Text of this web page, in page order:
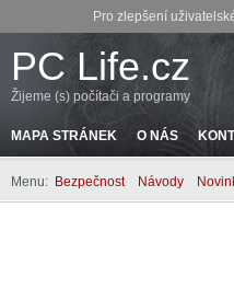
Pro zlepšení
PC Life.cz
Žijeme (s) počítači a programy
MAPA STRÁNEK O NÁS
Menu: Bezpečnost Návody